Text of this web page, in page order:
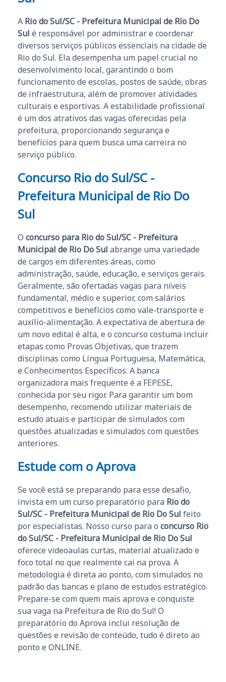
A Rio do Sul/SC - Prefeitura Municipal de Rio Do
Sul é responsável por administrar e coordenar
diversos serviços públicos essenciais na cidade de
Rio do Sul. Ela desempenha um papel crucial no
desenvolvimento local, garantindo o bom
funcionamento de escolas, postos de saúde, obras
de infraestrutura, além de promover atividades
culturais e esportivas. A estabilidade profissional
é um dos atrativos das vagas oferecidas pela
prefeitura, proporcionando segurança e
benefícios para quem busca uma carreira no
serviço público.
Concurso Rio do Sul/SC -
Prefeitura Municipal de Rio Do
Sul
O concurso para Rio do Sul/SC - Prefeitura
Municipal de Rio Do Sul abrange uma variedade
de cargos em diferentes áreas, como
administração, saúde, educação, e serviços gerais.
Geralmente, são ofertadas vagas para níveis
fundamental, médio e superior, com salários
competitivos e benefícios como vale-transporte e
auxílio-alimentação. A expectativa de abertura de
um novo edital é alta, e o concurso costuma incluir
etapas como Provas Objetivas, que trazem
disciplinas como Língua Portuguesa, Matemática,
e Conhecimentos Específicos. A banca
organizadora mais frequente é a FEPESE,
conhecida por seu rigor. Para garantir um bom
desempenho, recomendo utilizar materiais de
estudo atuais e participar de simulados com
questões atualizadas e simulados com questões
anteriores.
Estude com o Aprova
Se você está se preparando para esse desafio,
invista em um curso preparatório para Rio do
Sul/SC - Prefeitura Municipal de Rio Do Sul feito
por especialistas. Nosso curso para o concurso Rio
do Sul/SC - Prefeitura Municipal de Rio Do Sul
oferece videoaulas curtas, material atualizado e
foco total no que realmente cai na prova. A
metodologia é direta ao ponto, com simulados no
padrão das bancas e plano de estudos estratégico.
Prepare-se com quem mais aprova e conquiste
sua vaga na Prefeitura de Rio do Sul! O
preparatório do Aprova inclui resolução de
questões e revisão de conteúdo, tudo é direto ao
ponto e ONLINE.